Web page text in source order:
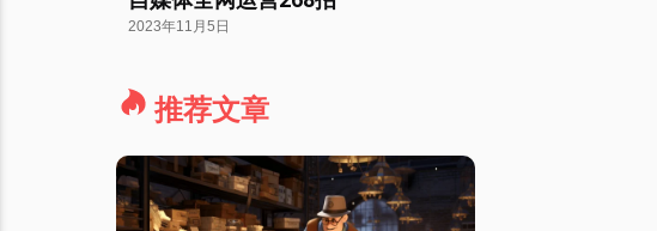
2023年11月5日
推荐文章